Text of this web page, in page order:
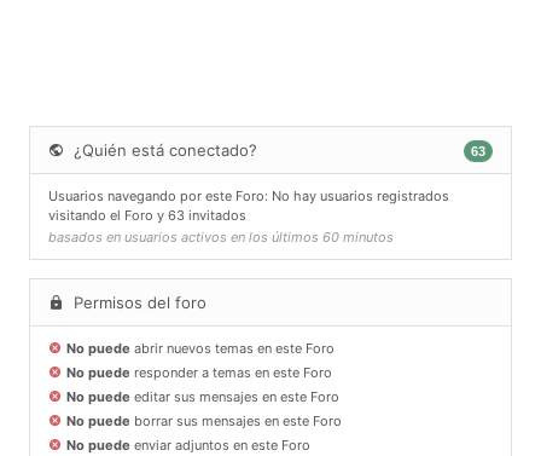
¿Quién está conectado? 63
Usuarios navegando por este Foro: No hay usuarios registrados
visitando el Foro y 63 invitados
basados en usuarios activos en los últimos 60 minutos
Permisos del foro
No puede abrir nuevos temas en este Foro
No puede responder a temas en este Foro
No puede editar sus mensajes en este Foro
No puede borrar sus mensajes en este Foro
No puede enviar adjuntos en este Foro